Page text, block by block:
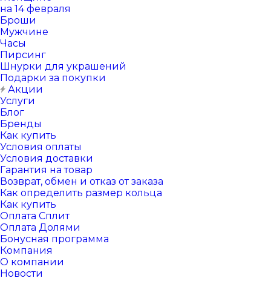
на 14 февраля
Броши
Мужчине
Часы
Пирсинг
Шнурки для украшений
Подарки за покупки
Акции
Услуги
Блог
Бренды
Как купить
Условия оплаты
Условия доставки
Гарантия на товар
Возврат, обмен и отказ от заказа
Как определить размер кольца
Как купить
Оплата Сплит
Оплата Долями
Бонусная программа
Компания
О компании
Новости